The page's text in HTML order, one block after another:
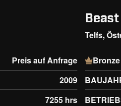
Preis auf Anfrage
2009
7255 hrs
Beast
Telfs,
Bronze